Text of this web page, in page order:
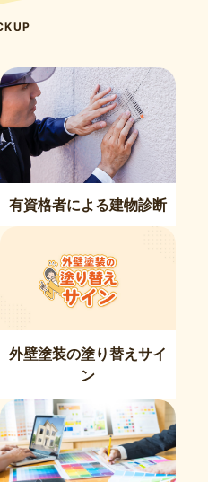
有資格者による建物診断
外壁塗装の塗り替えサイ
ン